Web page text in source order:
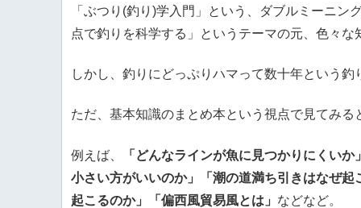
「ぶつり(釣り)学入門」という、ダブルミーニ
点で釣りを科学する」というテーマの元、色々
しかし、釣りにどっぷりハマって数十年という
ただ、基本知識のまとめ本という視点で見てみる
例えば、
「どんなラインが魚に見つかりにくい
小さい方がいいのか」「潮の道満ち引きはなぜ
起こるのか」「偏西風貿易風とは」 などなど。